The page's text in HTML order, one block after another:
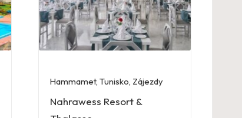
Hammamet, Tunisko, Zájezdy
Nahrawess Resort &